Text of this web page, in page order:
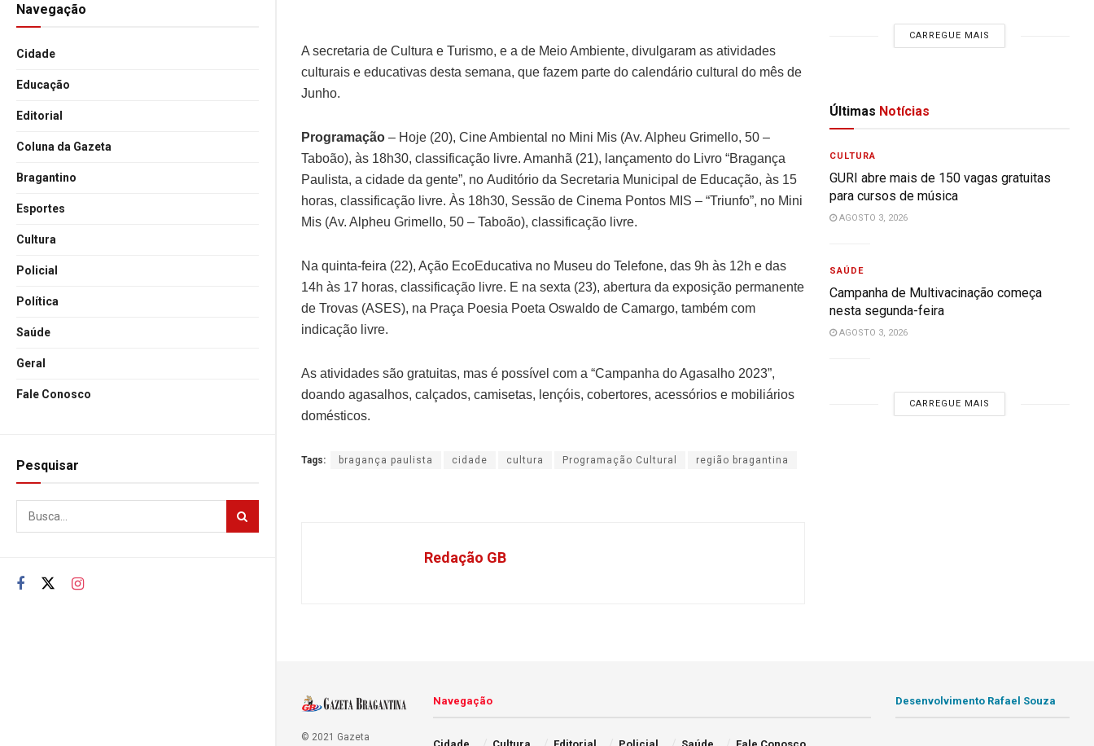
Navegação
Cidade
Educação
Editorial
Coluna da Gazeta
Bragantino
Esportes
Cultura
Policial
Política
Saúde
Geral
Fale Conosco
Pesquisar
A secretaria de Cultura e Turismo, e a de Meio Ambiente, divulgaram as atividades
culturais e educativas desta semana, que fazem parte do calendário cultural do mês de
Junho.
Programação – Hoje (20), Cine Ambiental no Mini Mis (Av. Alpheu Grimello, 50 –
Taboão), às 18h30, classificação livre. Amanhã (21), lançamento do Livro “Bragança
Paulista, a cidade da gente”, no Auditório da Secretaria Municipal de Educação, às 15
horas, classificação livre. Às 18h30, Sessão de Cinema Pontos MIS – “Triunfo”, no Mini
Mis (Av. Alpheu Grimello, 50 – Taboão), classificação livre.
Na quinta-feira (22), Ação EcoEducativa no Museu do Telefone, das 9h às 12h e das
14h às 17 horas, classificação livre. E na sexta (23), abertura da exposição permanente
de Trovas (ASES), na Praça Poesia Poeta Oswaldo de Camargo, também com
indicação livre.
As atividades são gratuitas, mas é possível com a “Campanha do Agasalho 2023”,
doando agasalhos, calçados, camisetas, lençóis, cobertores, acessórios e mobiliários
domésticos.
Tags: bragança paulista cidade cultura Programação Cultural região bragantina
Redação GB
CARREGUE MAIS
Últimas Notícias
CULTURA
GURI abre mais de 150 vagas gratuitas
para cursos de música
AGOSTO 3, 2026
SAÚDE
Campanha de Multivacinação começa
nesta segunda-feira
AGOSTO 3, 2026
CARREGUE MAIS
© 2021 Gazeta
Navegação Desenvolvimento Rafael Souza